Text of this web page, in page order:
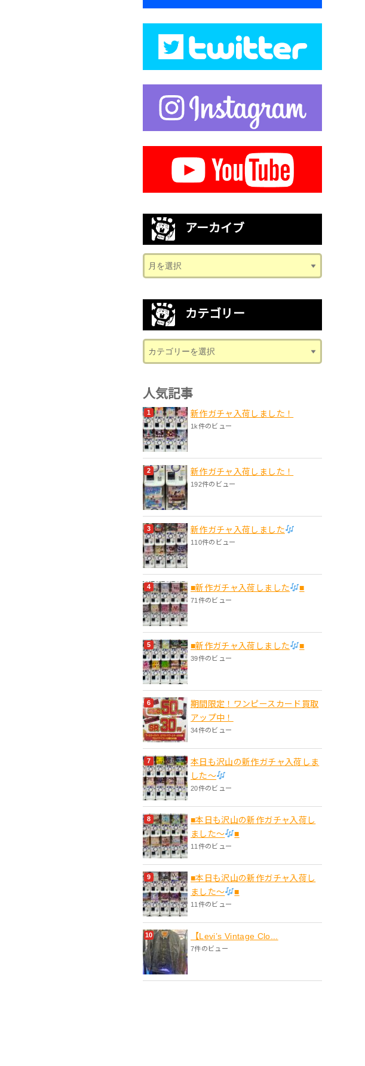
アーカイブ
カテゴリー
人気記事
新作ガチャ入荷しました！
1k件のビュー
新作ガチャ入荷しました！
192件のビュー
新作ガチャ入荷しました
110件のビュー
■新作ガチャ入荷しました ■
71件のビュー
■新作ガチャ入荷しました ■
39件のビュー
期間限定！ワンピースカード買取
アップ中！
34件のビュー
本日も沢山の新作ガチャ入荷しま
した〜
20件のビュー
■本日も沢山の新作ガチャ入荷し
ました〜
■
11件のビュー
■本日も沢山の新作ガチャ入荷し
ました〜
■
11件のビュー
【Levi’s Vintage Clo...
7件のビュー